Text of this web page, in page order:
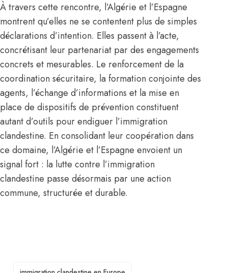
À travers cette rencontre, l’Algérie et l’Espagne
montrent qu’elles ne se contentent plus de simples
déclarations d’intention. Elles passent à l’acte,
concrétisant leur partenariat par des engagements
concrets et mesurables. Le renforcement de la
coordination sécuritaire, la formation conjointe des
agents, l’échange d’informations et la mise en
place de dispositifs de prévention constituent
autant d’outils pour endiguer l’immigration
clandestine. En consolidant leur coopération dans
ce domaine, l’Algérie et l’Espagne envoient un
signal fort : la lutte contre l’immigration
clandestine passe désormais par une action
commune, structurée et durable.
TAGS